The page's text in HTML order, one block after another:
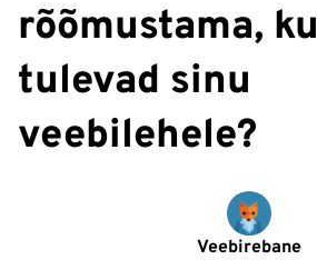
rõõmustama,
tulevad sinu
veebilehele?
Veebirebane